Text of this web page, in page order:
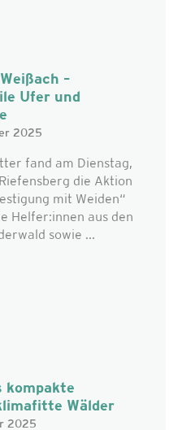
–
Ufer und
2025
fand am Dienstag,
die Aktion
mit Weiden“
Helfer:innen aus den
sowie ...
kompakte
Wälder
2025